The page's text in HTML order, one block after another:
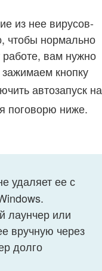
из нее вирусов-
чтобы нормально
вам нужно
кнопку
автозапуск на
поговорю ниже.
удаляет ее с
лаунчер или
вручную через
долго